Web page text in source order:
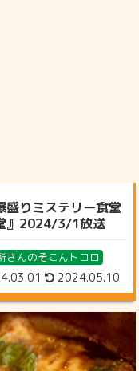
盛りミステリー食堂
』2024/3/1放送
さんのそこんトコロ
2024.05.10